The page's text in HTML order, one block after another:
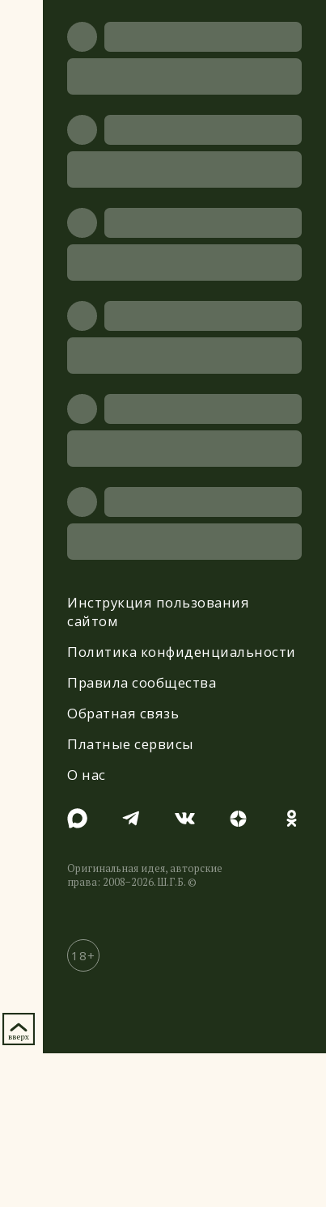
Инструкция пользования
сайтом
Политика конфиденциальности
Правила сообщества
Обратная связь
Платные сервисы
О нас
Оригинальная идея, авторские
права: 2008−2026. Ш.Г.Б. ©
18+